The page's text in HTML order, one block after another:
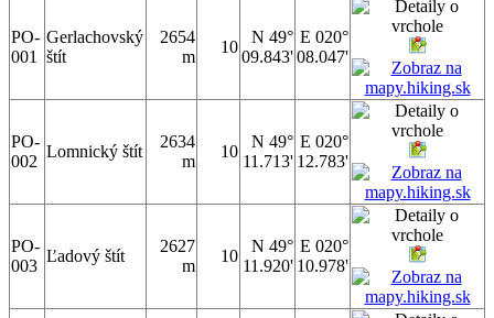
PO-
001
Gerlachovský
štít
2654
m
10
N 49°
09.843'
E 020°
08.047'
PO-
002
Lomnický štít
2634
m
10
N 49°
11.713'
E 020°
12.783'
PO-
003
Ľadový štít
2627
m
10
N 49°
11.920'
E 020°
10.978'